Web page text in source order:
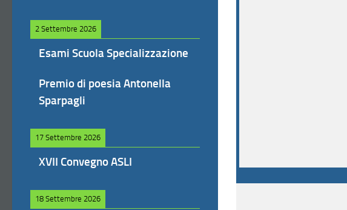
2 Settembre 2026
Esami Scuola Specializzazione
Premio di poesia Antonella
Sparpagli
17 Settembre 2026
XVII Convegno ASLI
18 Settembre 2026